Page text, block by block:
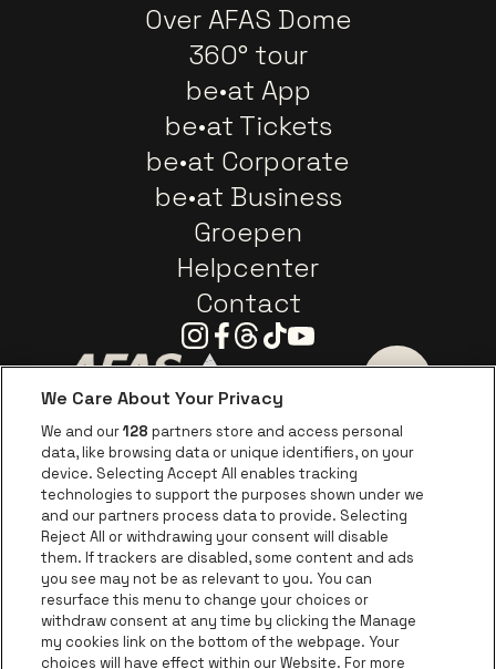
Over AFAS Dome
360° tour
be•at App
be•at Tickets
be•at Corporate
be•at Business
Groepen
Helpcenter
Contact
Instagram
Facebook
Threads
TiktokYoutube
Ga naar
Ga naar de website van Europcar
Ga naar de
Ga naar de website van Coca-Cola
Ga naar de website van
Ga naar de
Ga naar de website van Champagne
Ga naar de website
Ga naar de website van Het
Ga naar de
We Care About Your Privacy
We and our128 partners store and access personal
data, like browsing data or unique identifiers, on your
device. Selecting Accept All enables tracking
technologies to support the purposes shown under we
and our partners process data to provide. Selecting
Reject All or withdrawing your consent will disable
them. If trackers are disabled, some content and ads
you see may not be as relevant to you. You can
resurface this menu to change your choices or
withdraw consent at any time by clicking the Manage
my cookies link on the bottom of the webpage. Your
choices will have effect within our Website. For more